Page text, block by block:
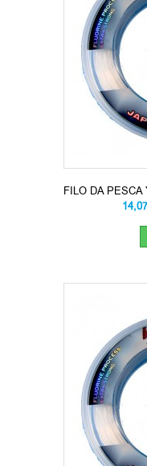
FILO DA